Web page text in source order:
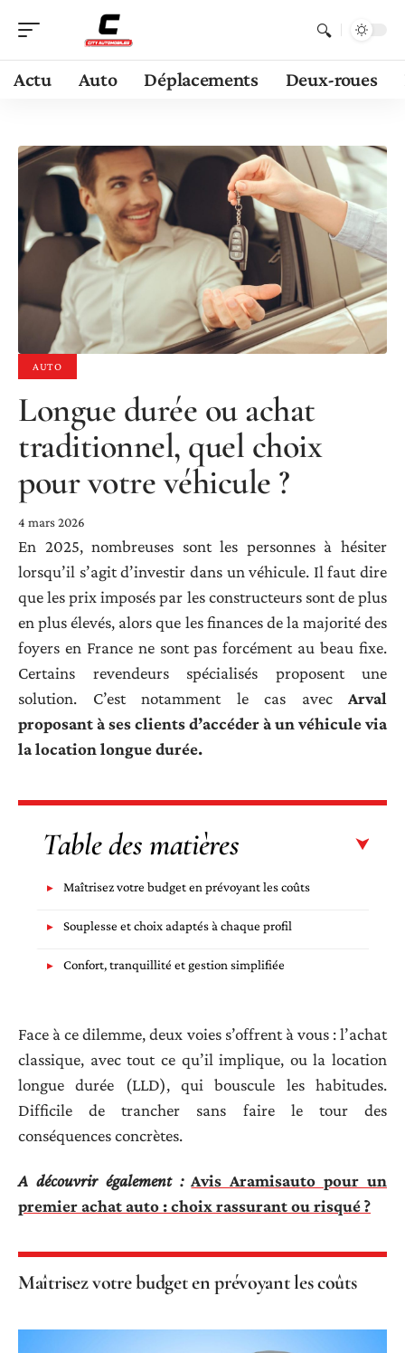
Actu Auto Déplacements Deux-roues
AUTO
Longue durée ou achat
traditionnel, quel choix
pour votre véhicule ?
4 mars 2026
En 2025, nombreuses sont les personnes à hésiter
lorsqu’il s’agit d’investir dans un véhicule. Il faut dire
que les prix imposés par les constructeurs sont de plus
en plus élevés, alors que les finances de la majorité des
foyers en France ne sont pas forcément au beau fixe.
Certains revendeurs spécialisés proposent une
solution. C’est notamment le cas avec Arval
proposant à ses clients d’accéder à un véhicule via
la location longue durée.
Table des matières
Maîtrisez votre budget en prévoyant les coûts
Souplesse et choix adaptés à chaque profil
Confort, tranquillité et gestion simplifiée
Face à ce dilemme, deux voies s’offrent à vous : l’achat
classique, avec tout ce qu’il implique, ou la location
longue durée (LLD), qui bouscule les habitudes.
Difficile de trancher sans faire le tour des
conséquences concrètes.
A découvrir également : Avis Aramisauto pour un
premier achat auto : choix rassurant ou risqué ?
Maîtrisez votre budget en prévoyant les coûts